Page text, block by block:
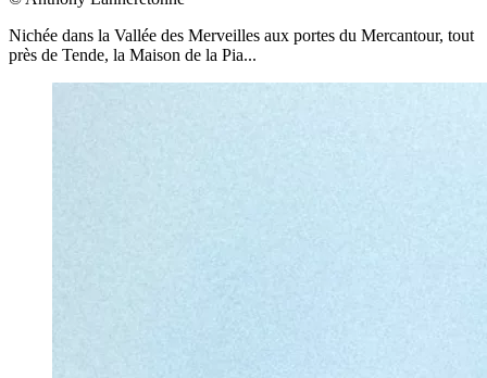
Nichée dans la Vallée des Merveilles aux portes du Mercantour, tout
près de Tende, la Maison de la Pia...